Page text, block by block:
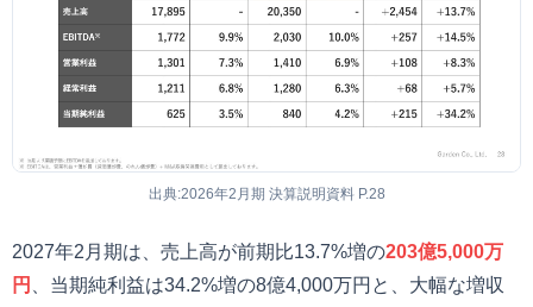
出典:2026年2月期 決算説明資料 P.28
2027年2月期は、売上高が前期比13.7%増の203億5,000万
円
、当期純利益は34.2%増の8億4,000万円と、大幅な増収